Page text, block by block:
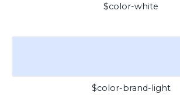
$color-white
$color-brand-light